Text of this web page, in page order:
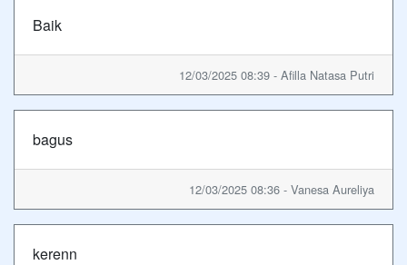
Baik
12/03/2025 08:39 - Afilla Natasa Putri
bagus
12/03/2025 08:36 - Vanesa Aureliya
kerenn